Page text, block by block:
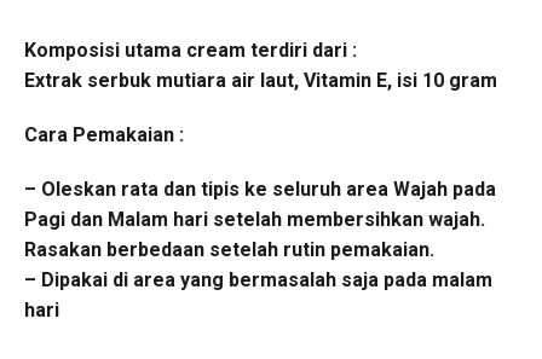
Komposisi utama cream terdiri dari :
Extrak serbuk mutiara air laut, Vitamin E, isi 10 gram
Cara Pemakaian :
– Oleskan rata dan tipis ke seluruh area Wajah pada
Pagi dan Malam hari setelah membersihkan wajah.
Rasakan berbedaan setelah rutin pemakaian.
– Dipakai di area yang bermasalah saja pada malam
hari